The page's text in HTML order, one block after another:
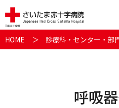
HOME 診療科・センター・部
呼吸